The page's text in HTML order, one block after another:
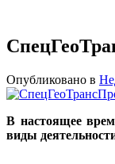
Опубликовано в
В настоящее
виды